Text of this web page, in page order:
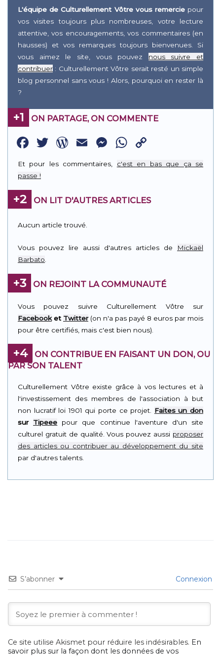
L'équipe de Culturellement Vôtre vous remerciepour
vos visites toujours plus nombreuses, votre lecture
attentive, vos encouragements, vos commentaires (en
hausses) et vos remarques toujours bienvenues. Si
vous aimez le site, vous pouvez nous suivre et
contribuer : Culturellement Vôtre serait resté un simple
blog personnel sans vous ! Alors, pourquoi en rester là
?
+1 ON PARTAGE, ON COMMENTE
Facebook
Twitter
WordPress
EmailMessenger
WhatsApp
Link
Et pour les commentaires, c'est en bas que ça se
passe !
+2 ON LIT D'AUTRES ARTICLES
Aucun article trouvé.
Vous pouvez lire aussi d'autres articles de
Mickaël
Barbato
+3 ON REJOINT LA COMMUNAUTÉ
Vous pouvez suivre Culturellement Vôtre sur
Facebooket Twitter(on n'a pas payé 8 euros par mois
pour être certifiés, mais c'est bien nous).
+4
ON CONTRIBUE EN FAISANT UN DON, OU
PAR SON TALENT
Culturellement Vôtre existe grâce à vos lectures et à
l'investissement des membres de l'association à but
non lucratif loi 1901 qui porte ce projet. Faites un don
sur Tipeee pour que continue l'aventure d'un site
culturel gratuit de qualité. Vous pouvez aussi proposer
des articles ou contribuer au développement du site
par d'autres talents.
S’abonner Connexion
Ce site utilise Akismet pour réduire les indésirables. En
savoir plus sur la façon dont les données de vos